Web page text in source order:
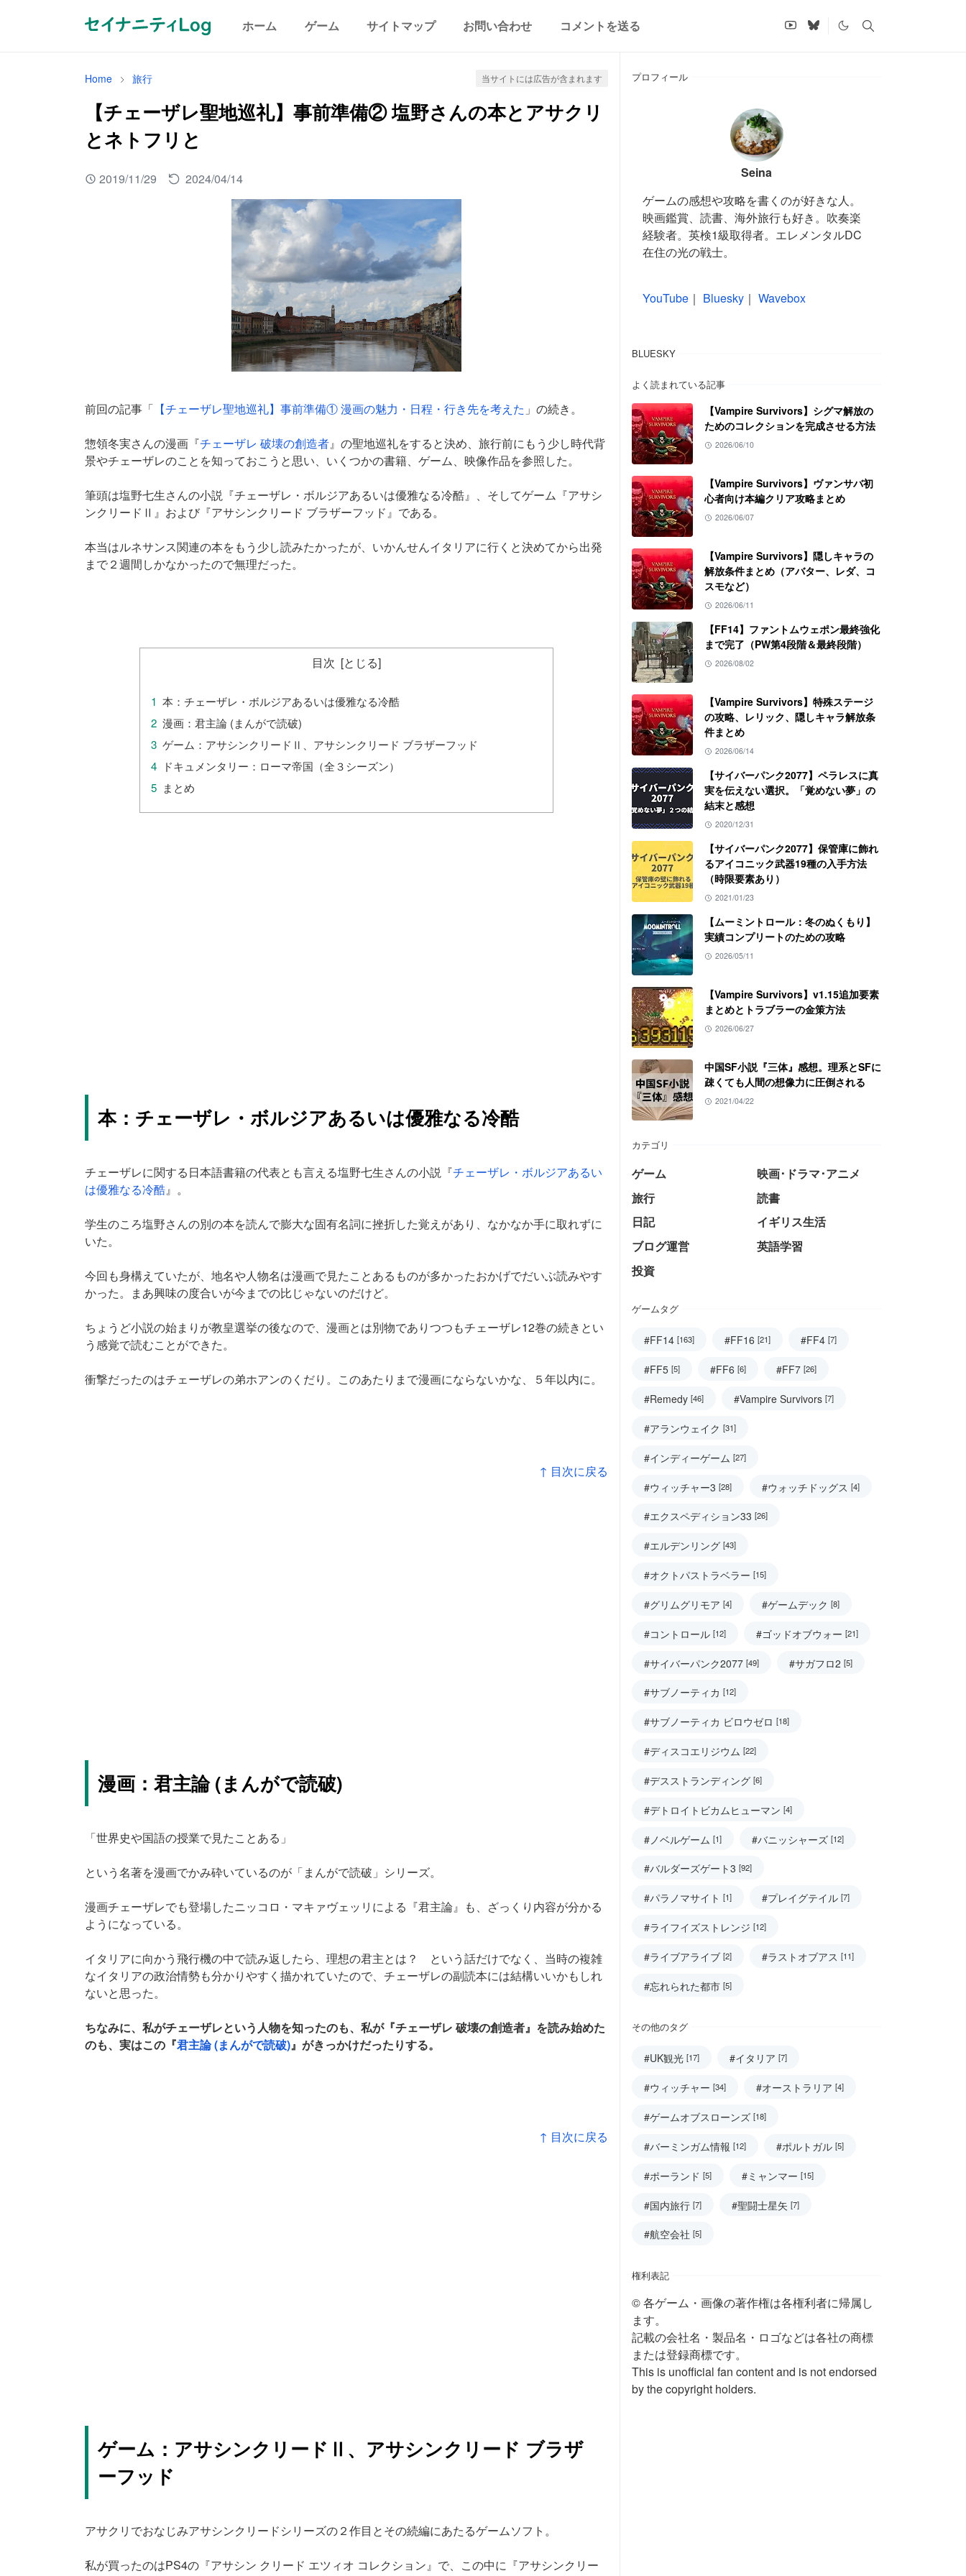
ホーム ゲーム サイトマップ お問い合わせ コメントを送る
Home 旅行 当サイトには広告が含まれます
【チェーザレ聖地巡礼】事前準備② 塩野さんの本とアサクリ
とネトフリと
2019/11/29 2024/04/14
前回の記事「 【チェーザレ聖地巡礼】事前準備① 漫画の魅力・日程・行き先を考えた 」の続き。
惣領冬実さんの漫画『チェーザレ 破壊の創造者』の聖地巡礼をすると決め、旅行前にもう少し時代背
景やチェーザレのことを知っておこうと思い、いくつかの書籍、ゲーム、映像作品を参照した。
筆頭は塩野七生さんの小説『チェーザレ・ボルジアあるいは優雅なる冷酷』、そしてゲーム『アサシ
ンクリードⅡ』および『アサシンクリード ブラザーフッド』である。
本当はルネサンス関連の本をもう少し読みたかったが、いかんせんイタリアに行くと決めてから出発
まで２週間しかなかったので無理だった。
目次
本：チェーザレ・ボルジアあるいは優雅なる冷酷
漫画：君主論 (まんがで読破)
ゲーム：アサシンクリードⅡ、アサシンクリード ブラザーフッド
ドキュメンタリー：ローマ帝国（全３シーズン）
まとめ
本：チェーザレ・ボルジアあるいは優雅なる冷酷
チェーザレに関する日本語書籍の代表とも言える塩野七生さんの小説『チェーザレ・ボルジアあるい
は優雅なる冷酷』。
学生のころ塩野さんの別の本を読んで膨大な固有名詞に挫折した覚えがあり、なかなか手に取れずに
いた。
今回も身構えていたが、地名や人物名は漫画で見たことあるものが多かったおかげでだいぶ読みやす
かった。まあ興味の度合いが今までの比じゃないのだけど。
ちょうど小説の始まりが教皇選挙の後なので、漫画とは別物でありつつもチェーザレ12巻の続きとい
う感覚で読むことができた。
衝撃だったのはチェーザレの弟ホアンのくだり。このあたりまで漫画にならないかな、５年以内に。
↑ 目次に戻る
漫画：君主論 (まんがで読破)
「世界史や国語の授業で見たことある」
という名著を漫画でかみ砕いているのが「まんがで読破」シリーズ。
漫画チェーザレでも登場したニッコロ・マキァヴェッリによる『君主論』も、ざっくり内容が分かる
ようになっている。
イタリアに向かう飛行機の中で読み返したら、理想の君主とは？ という話だけでなく、当時の複雑
なイタリアの政治情勢も分かりやすく描かれていたので、チェーザレの副読本には結構いいかもしれ
ないと思った。
ちなみに、私がチェーザレという人物を知ったのも、私が『チェーザレ 破壊の創造者』を読み始めた
のも、実はこの『君主論 (まんがで読破)』がきっかけだったりする。
↑ 目次に戻る
ゲーム：アサシンクリードⅡ、アサシンクリード ブラザ
ーフッド
アサクリでおなじみアサシンクリードシリーズの２作目とその続編にあたるゲームソフト。
私が買ったのはPS4の『アサシン クリード エツィオ コレクション』で、この中に『アサシンクリー
プロフィール
Seina
ゲームの感想や攻略を書くのが好きな人。
映画鑑賞、読書、海外旅行も好き。吹奏楽
経験者。英検1級取得者。エレメンタルDC
在住の光の戦士。
YouTube ｜ Bluesky ｜ Wavebox
BLUESKY
よく読まれている記事
【Vampire Survivors】シグマ解放の
ためのコレクションを完成させる方法
2026/06/10
【Vampire Survivors】ヴァンサバ初
心者向け本編クリア攻略まとめ
2026/06/07
【Vampire Survivors】隠しキャラの
解放条件まとめ（アバター、レダ、コ
スモなど）
2026/06/11
【FF14】ファントムウェポン最終強化
まで完了（PW第4段階＆最終段階）
2026/08/02
【Vampire Survivors】特殊ステージ
の攻略、レリック、隠しキャラ解放条
件まとめ
2026/06/14
【サイバーパンク2077】ペラレスに真
実を伝えない選択。「覚めない夢」の
結末と感想
2020/12/31
【サイバーパンク2077】保管庫に飾れ
るアイコニック武器19種の入手方法
（時限要素あり）
2021/01/23
【ムーミントロール：冬のぬくもり】
実績コンプリートのための攻略
2026/05/11
【Vampire Survivors】v1.15追加要素
まとめとトラブラーの金策方法
2026/06/27
中国SF小説『三体』感想。理系とSFに
疎くても人間の想像力に圧倒される
2021/04/22
カテゴリ
ゲーム
映画･ドラマ･アニメ
旅行
読書
日記
イギリス生活
ブログ運営
英語学習
投資
ゲームタグ
#FF14 [163] #FF16 [21] #FF4 [7]
#FF5 [5] #FF6 [6] #FF7 [26]
#Remedy [46] #Vampire Survivors [7]
#アランウェイク [31]
#インディーゲーム [27]
#ウィッチャー3 [28] #ウォッチドッグス [4]
#エクスペディション33 [26]
#エルデンリング [43]
#オクトパストラベラー [15]
#グリムグリモア [4] #ゲームデック [8]
#コントロール [12] #ゴッドオブウォー [21]
#サイバーパンク2077 [49] #サガフロ2 [5]
#サブノーティカ [12]
#サブノーティカ ビロウゼロ [18]
#ディスコエリジウム [22]
#デスストランディング [6]
#デトロイトビカムヒューマン [4]
#ノベルゲーム [1] #バニッシャーズ [12]
#バルダーズゲート3 [92]
#パラノマサイト [1] #プレイグテイル [7]
#ライフイズストレンジ [12]
#ライブアライブ [2] #ラストオブアス [11]
#忘れられた都市 [5]
その他のタグ
#UK観光 [17] #イタリア [7]
#ウィッチャー [34] #オーストラリア [4]
#ゲームオブスローンズ [18]
#バーミンガム情報 [12] #ポルトガル [5]
#ポーランド [5] #ミャンマー [15]
#国内旅行 [7] #聖闘士星矢 [7]
#航空会社 [5]
権利表記
© 各ゲーム・画像の著作権は各権利者に帰属し
ます。
記載の会社名・製品名・ロゴなどは各社の商標
または登録商標です。
This is unofficial fan content and is not endorsed
by the copyright holders.